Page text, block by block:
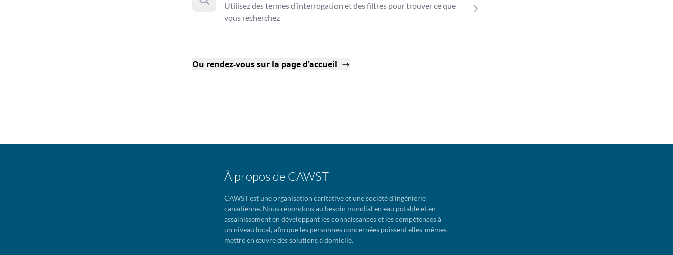
Utilisez des termes d’interrogation et des filtres pour trouver ce que
vous recherchez
Ou rendez-vous sur la page d'accueil
À propos de CAWST
CAWST est une organisation caritative et une société d'ingénierie
canadienne. Nous répondons au besoin mondial en eau potable et en
assainissement en développant les connaissances et les compétences à
un niveau local, afin que les personnes concernées puissent elles-mêmes
mettre en œuvre des solutions à domicile.